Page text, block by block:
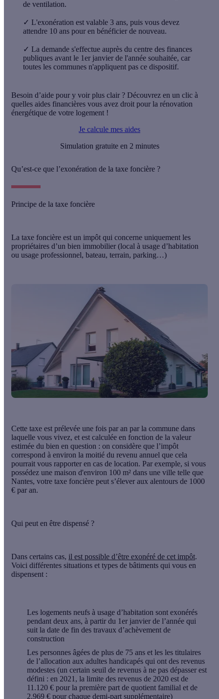
de ventilation.
✓ L'exonération est valable 3 ans, puis vous devez
attendre 10 ans pour en bénéficier de nouveau.
✓ La demande s'effectue auprès du centre des finances
publiques avant le 1er janvier de l'année souhaitée, car
toutes les communes n'appliquent pas ce dispositif.
Besoin d’aide pour y voir plus clair ? Découvrez en un clic à
quelles aides financières vous avez droit pour la rénovation
énergétique de votre logement !
Je calcule mes aides
Simulation gratuite en 2 minutes
Qu’est-ce que l’exonération de la taxe foncière ?
Principe de la taxe foncière
La taxe foncière est un impôt qui concerne uniquement les
propriétaires d’un bien immobilier (local à usage d’habitation
ou usage professionnel, bateau, terrain, parking…)
Cette taxe est prélevée une fois par an par la commune dans
laquelle vous vivez, et est calculée en fonction de la valeur
estimée du bien en question : on considère que l’impôt
correspond à environ la moitié du revenu annuel que cela
pourrait vous rapporter en cas de location. Par exemple, si vous
possédez une maison d'environ 100 m² dans une ville telle que
Nantes, votre taxe foncière peut s’élever aux alentours de 1000
€ par an.
Qui peut en être dispensé ?
Dans certains cas, il est possible d’être exonéré de cet impôt.
Voici différentes situations et types de bâtiments qui vous en
dispensent :
Les logements neufs à usage d’habitation sont exonérés
pendant deux ans, à partir du 1er janvier de l’année qui
suit la date de fin des travaux d’achèvement de
construction
Les personnes âgées de plus de 75 ans et les les titulaires
de l’allocation aux adultes handicapés qui ont des revenus
modestes (un certain seuil de revenus à ne pas dépasser est
défini : en 2021, la limite des revenus de 2020 est de
11.120 € pour la première part de quotient familial et de
2.969 € pour chaque demi-part supplémentaire)